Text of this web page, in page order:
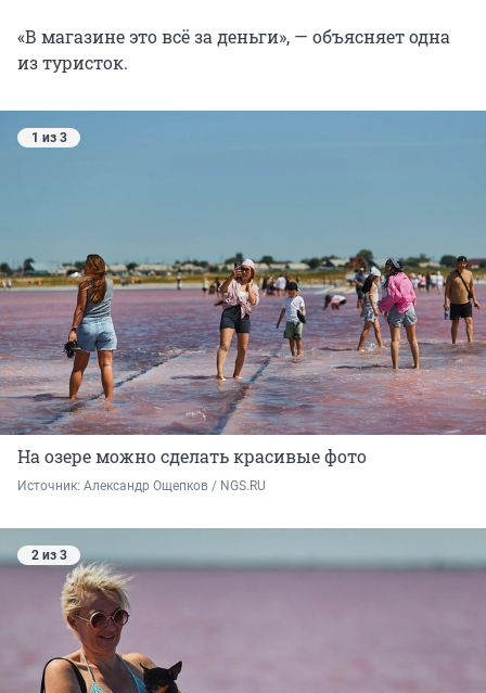
«В магазине это всё за деньги», — объясняет одна
из туристок.
1 из 3
На озере можно сделать красивые фото
Источник: Александр Ощепков / NGS.RU
2 из 3